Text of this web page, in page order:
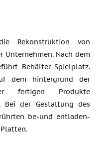
Rekonstruktion von
Unternehmen. Nach dem
Behälter Spielplatz.
dem hintergrund der
fertigen Produkte
Bei der Gestaltung des
be-und entladen-